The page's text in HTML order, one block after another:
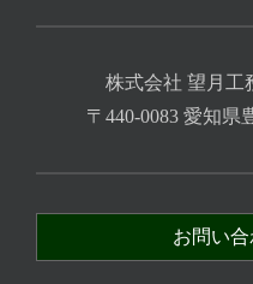
株式会社 望月工
〒440-0083 愛知県
お問い